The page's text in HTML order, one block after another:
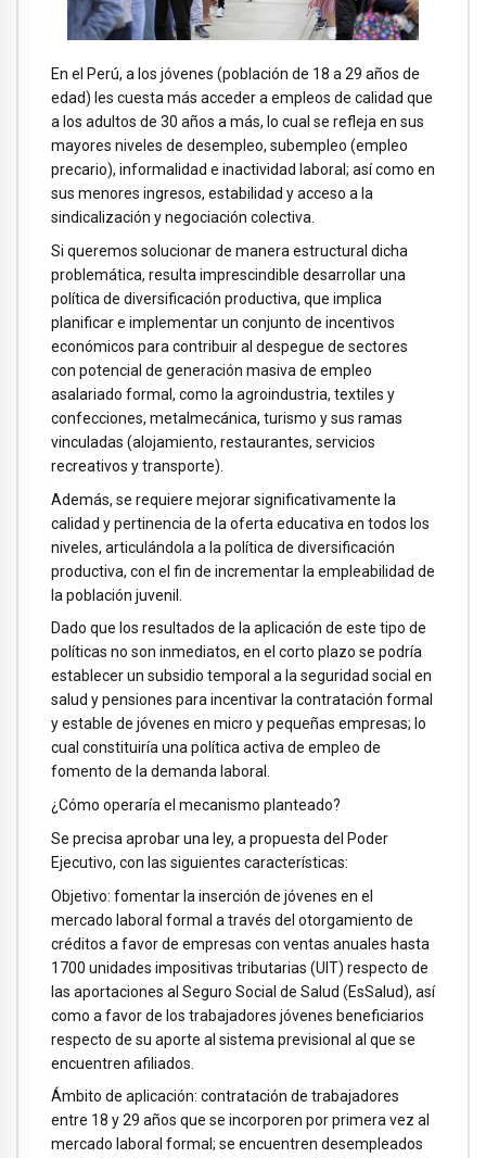
En el Perú, a los jóvenes (población de 18 a 29 años de
edad) les cuesta más acceder a empleos de calidad que
a los adultos de 30 años a más, lo cual se refleja en sus
mayores niveles de desempleo, subempleo (empleo
precario), informalidad e inactividad laboral; así como en
sus menores ingresos, estabilidad y acceso a la
sindicalización y negociación colectiva.
Si queremos solucionar de manera estructural dicha
problemática, resulta imprescindible desarrollar una
política de diversificación productiva, que implica
planificar e implementar un conjunto de incentivos
económicos para contribuir al despegue de sectores
con potencial de generación masiva de empleo
asalariado formal, como la agroindustria, textiles y
confecciones, metalmecánica, turismo y sus ramas
vinculadas (alojamiento, restaurantes, servicios
recreativos y transporte).
Además, se requiere mejorar significativamente la
calidad y pertinencia de la oferta educativa en todos los
niveles, articulándola a la política de diversificación
productiva, con el fin de incrementar la empleabilidad de
la población juvenil.
Dado que los resultados de la aplicación de este tipo de
políticas no son inmediatos, en el corto plazo se podría
establecer un subsidio temporal a la seguridad social en
salud y pensiones para incentivar la contratación formal
y estable de jóvenes en micro y pequeñas empresas; lo
cual constituiría una política activa de empleo de
fomento de la demanda laboral.
¿Cómo operaría el mecanismo planteado?
Se precisa aprobar una ley, a propuesta del Poder
Ejecutivo, con las siguientes características:
Objetivo: fomentar la inserción de jóvenes en el
mercado laboral formal a través del otorgamiento de
créditos a favor de empresas con ventas anuales hasta
1700 unidades impositivas tributarias (UIT) respecto de
las aportaciones al Seguro Social de Salud (EsSalud), así
como a favor de los trabajadores jóvenes beneficiarios
respecto de su aporte al sistema previsional al que se
encuentren afiliados.
Ámbito de aplicación: contratación de trabajadores
entre 18 y 29 años que se incorporen por primera vez al
mercado laboral formal; se encuentren desempleados